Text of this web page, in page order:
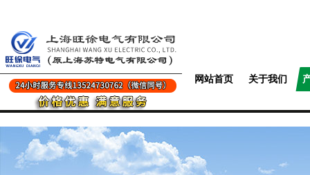
网站首页 关于我们